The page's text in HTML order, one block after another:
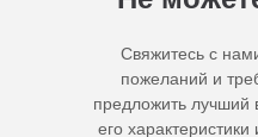
Свяжитесь с
пожеланий и
предложить лучший
его